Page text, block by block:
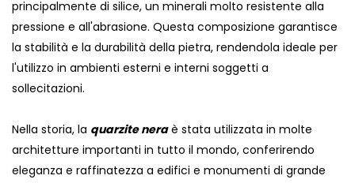
principalmente di silice, un minerali molto resistente alla
pressione e all'abrasione. Questa composizione garantisce
la stabilità e la durabilità della pietra, rendendola ideale per
l'utilizzo in ambienti esterni e interni soggetti a
sollecitazioni.
Nella storia, la quarzite neraè stata utilizzata in molte
architetture importanti in tutto il mondo, conferirendo
eleganza e raffinatezza a edifici e monumenti di grande